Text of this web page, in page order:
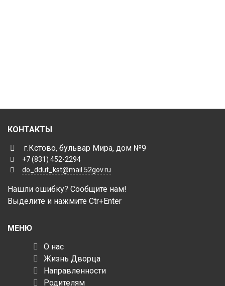
КОНТАКТЫ
г.Кстово, бульвар Мира, дом №9
+7 (831) 452-2294
do_ddut_kst@mail.52gov.ru
Нашли ошибку? Сообщите нам!
Выделите и нажмите Ctr+Enter
МЕНЮ
О нас
Жизнь Дворца
Направленности
Родителям